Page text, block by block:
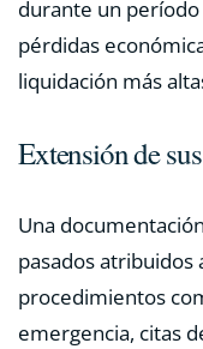
durante un
pérdidas
liquidación más
Extensión de
Una
pasados atribuidos
procedimientos
emergencia, citas